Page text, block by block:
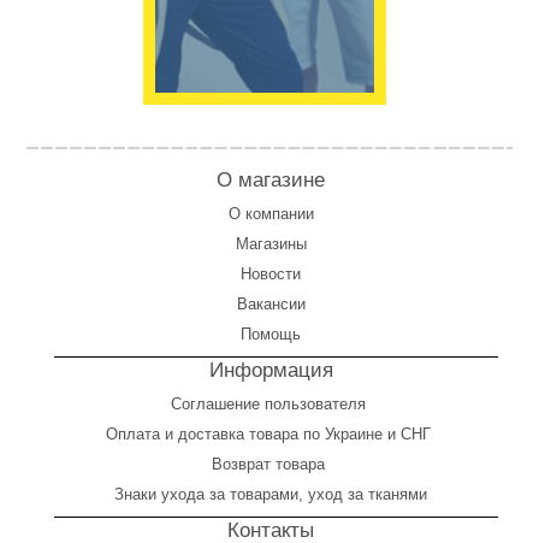
О магазине
О компании
Магазины
Новости
Вакансии
Помощь
Информация
Соглашение пользователя
Оплатаи доставка товара по Украине и СНГ
Возврат товара
Знаки ухода за товарами, уход за тканями
Контакты